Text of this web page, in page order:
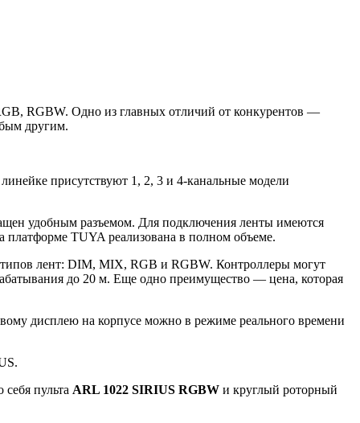
RGBW. Одно из главных отличий от конкурентов —
другим.
присутствуют 1, 2, 3 и 4-канальные модели
удобным разъемом. Для подключения ленты имеются
TUYA реализована в полном объеме.
лент: DIM, MIX, RGB и RGBW. Контроллеры могут
до 20 м. Еще одно преимущество — цена, которая
дисплею на корпусе можно в режиме реального времени
пульта ARL 1022 SIRIUS RGBW и круглый роторный